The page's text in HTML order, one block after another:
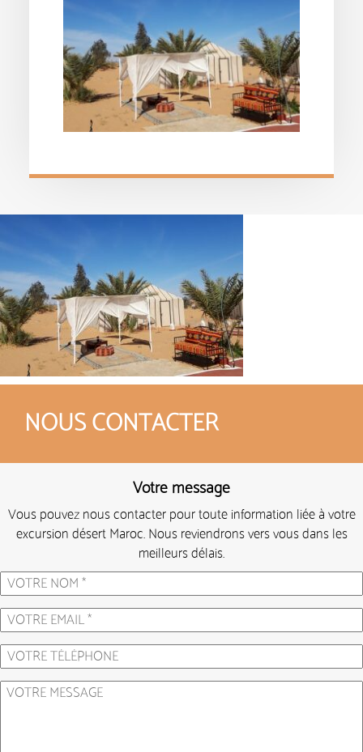
NOUS CONTACTER
Votre message
Vous pouvez nous contacter pour toute information liée à votre
excursion désert Maroc. Nous reviendrons vers vous dans les
meilleurs délais.